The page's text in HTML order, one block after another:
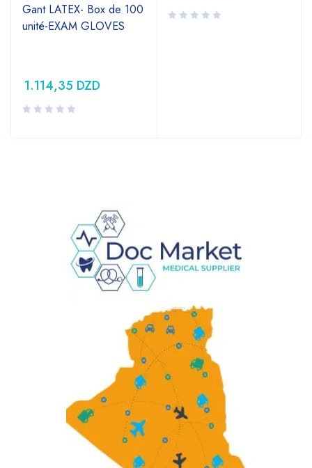
Gant LATEX- Box de 100
unité-EXAM GLOVES
1.114,35 DZD